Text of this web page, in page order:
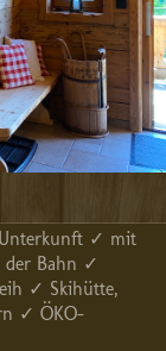
✓ mit
Bahn ✓
✓ Skihütte,
✓ ÖKO-